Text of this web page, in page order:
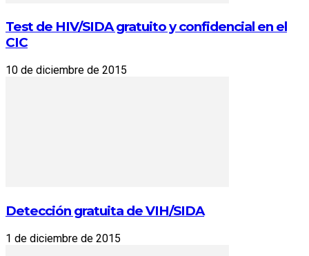
Test de HIV/SIDA gratuito y confidencial en el
CIC
10 de diciembre de 2015
Detección gratuita de VIH/SIDA
1 de diciembre de 2015